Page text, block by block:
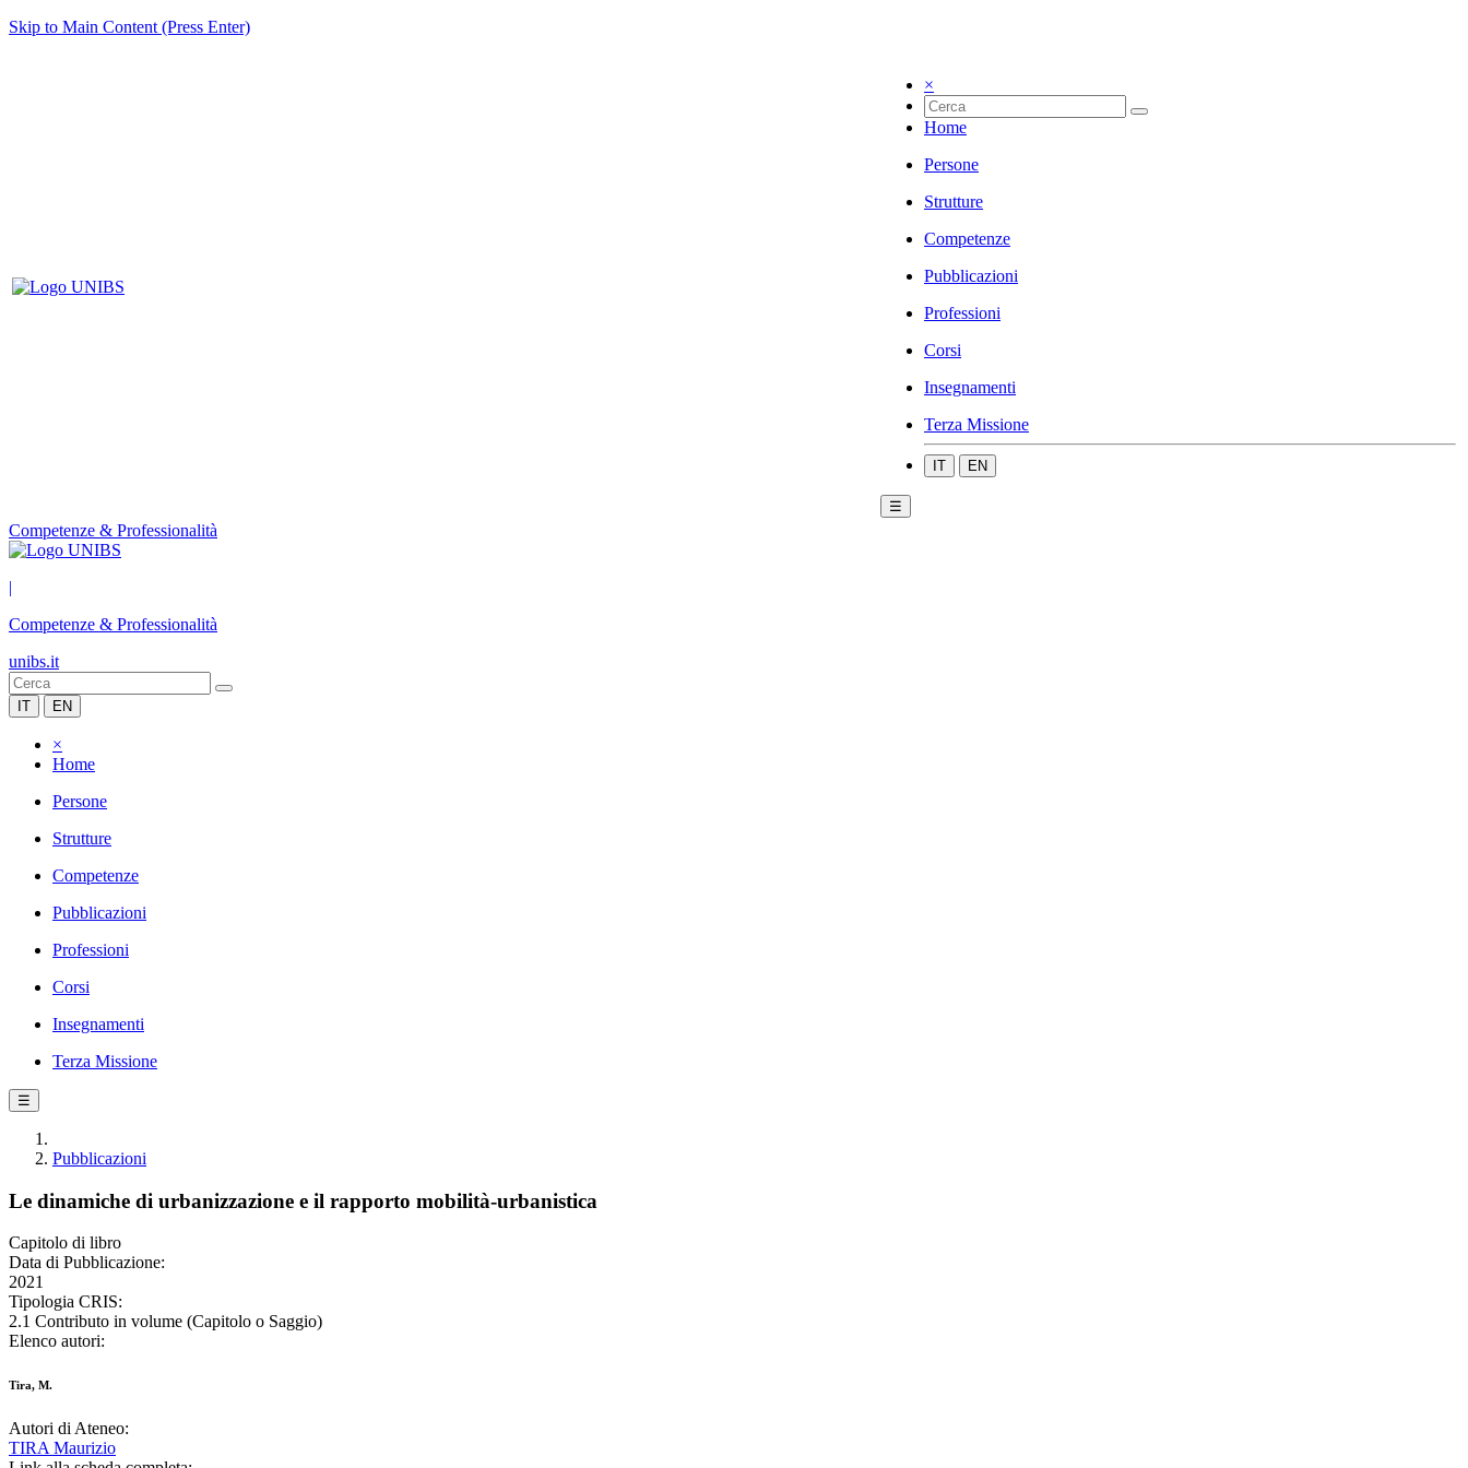
Skip to Main Content (Press Enter)
×
Home
Persone
Strutture
Competenze
Pubblicazioni
Professioni
Corsi
Insegnamenti
Terza Missione
IT EN
☰
Competenze & Professionalità
|
Competenze & Professionalità
unibs.it
IT EN
×
Home
Persone
Strutture
Competenze
Pubblicazioni
Professioni
Corsi
Insegnamenti
Terza Missione
☰
Pubblicazioni
Le dinamiche di urbanizzazione e il rapporto mobilità-urbanistica
Capitolo di libro
Data di Pubblicazione:
2021
Tipologia CRIS:
2.1 Contributo in volume (Capitolo o Saggio)
Elenco autori:
Tira, M.
Autori di Ateneo:
TIRA Maurizio